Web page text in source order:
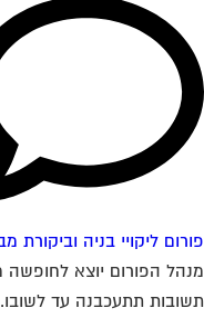
ליקויי בניה וביקורת
תתעכבנה עד לשובו.